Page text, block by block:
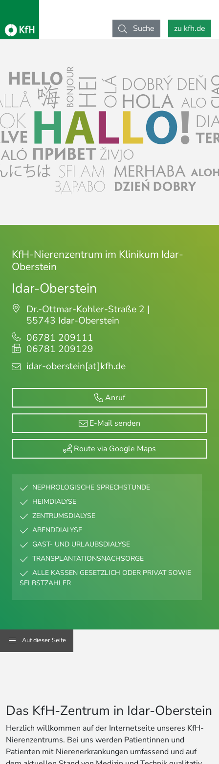
Suche zu kfh.de
KfH-Nierenzentrum im Klinikum Idar-
Oberstein
Idar-Oberstein
Dr.-Ottmar-Kohler-Straße 2 |
55743 Idar-Oberstein
06781 209111
06781 209129
idar-oberstein[at]kfh.de
Anruf
E-Mail senden
Route via Google Maps
NEPHROLOGISCHE SPRECHSTUNDE
HEIMDIALYSE
ZENTRUMSDIALYSE
ABENDDIALYSE
GAST- UND URLAUBSDIALYSE
TRANSPLANTATIONSNACHSORGE
ALLE KASSEN GESETZLICH ODER PRIVAT SOWIE
SELBSTZAHLER
Auf dieser Seite
Das KfH-Zentrum in Idar-Oberstein
Herzlich willkommen auf der Internetseite unseres KfH-
Nierenzentrums. Bei uns werden Patientinnen und
Patienten mit Nierenerkrankungen umfassend und auf